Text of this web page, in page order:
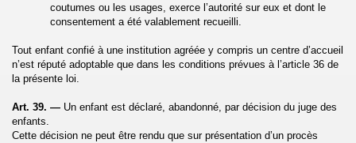
coutumes ou les usages, exerce l’autorité sur eux et dont le
consentement a été valablement recueilli.
Tout enfant confié à une institution agréée y compris un centre d’accueil
n’est réputé adoptable que dans les conditions prévues à l’article 36 de
la présente loi.
Art. 39. — Un enfant est déclaré, abandonné, par décision du juge des
enfants.
Cette décision ne peut être rendu que sur présentation d’un procès